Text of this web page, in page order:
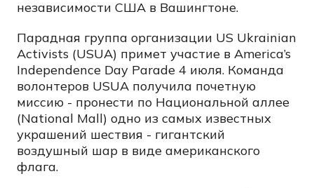
независимости США в Вашингтоне.
Парадная группа организации US Ukrainian
Activists (USUA) примет участие в America’s
Independence Day Parade 4 июля. Команда
волонтеров USUA получила почетную
миссию - пронести по Национальной аллее
(National Mall) одно из самых известных
украшений шествия - гигантский
воздушный шар в виде американского
флага.